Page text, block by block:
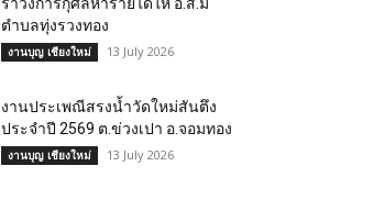
ตำบลทุ่งรวงทอง
งานบุญ เชียงใหม่ 13 July 2026
งานประเพณีสรงน้ำวัดใหม่สันตึง
ประจำปี 2569 ต.ข่วงเปา อ.จอมทอง
งานบุญ เชียงใหม่ 13 July 2026